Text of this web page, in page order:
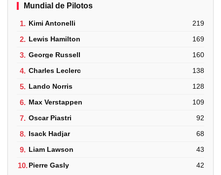
Mundial de Pilotos
1. Kimi Antonelli 219
2. Lewis Hamilton 169
3. George Russell 160
4. Charles Leclerc 138
5. Lando Norris 128
6. Max Verstappen 109
7. Oscar Piastri 92
8. Isack Hadjar 68
9. Liam Lawson 43
10.Pierre Gasly 42